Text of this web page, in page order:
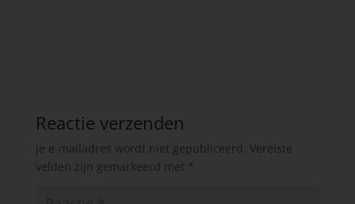
Reactie verzenden
Je e-mailadres wordt niet gepubliceerd. Vereiste
velden zijn gemarkeerd met *